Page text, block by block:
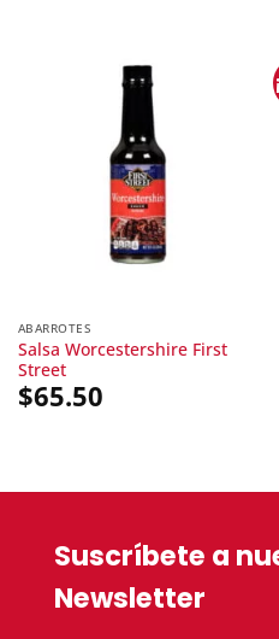
ABARROTES
Salsa Worcestershire First
Street
$65.50
Suscríbete a
Newsletter